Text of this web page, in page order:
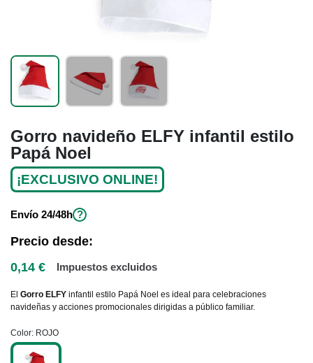
Gorro navideño ELFY infantil estilo
Papá Noel
¡EXCLUSIVO ONLINE!
Envío 24/48h ?
Precio desde:
0,14 €
Impuestos excluidos
El Gorro ELFY infantil estilo Papá Noel es ideal para celebraciones
navideñas y acciones promocionales dirigidas a público familiar.
Color ROJO